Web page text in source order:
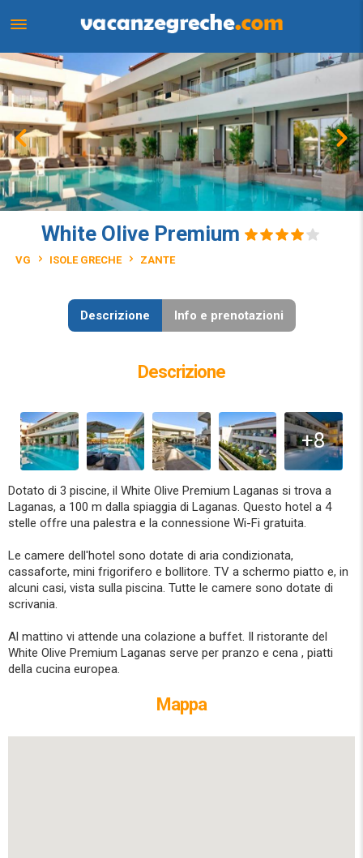
White Olive Premium
VG ISOLE GRECHE ZANTE
Descrizione Info e prenotazioni
Descrizione
+8
Dotato di 3 piscine, il White Olive Premium Laganas si trova a
Laganas, a 100 m dalla spiaggia di Laganas. Questo hotel a 4
stelle offre una palestra e la connessione Wi-Fi gratuita.
Le camere dell'hotel sono dotate di aria condizionata,
cassaforte, mini frigorifero e bollitore. TV a schermo piatto e, in
alcuni casi, vista sulla piscina. Tutte le camere sono dotate di
scrivania.
Al mattino vi attende una colazione a buffet. Il ristorante del
White Olive Premium Laganas serve per pranzo e cena , piatti
della cucina europea.
Mappa